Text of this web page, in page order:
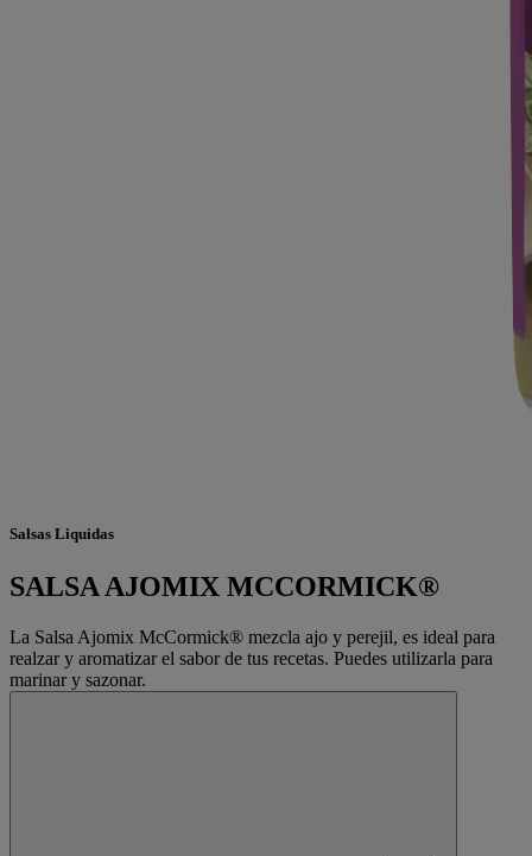
Salsas Liquidas
SALSA AJOMIX MCCORMICK®
La Salsa Ajomix McCormick® mezcla ajo y perejil, es ideal para
realzar y aromatizar el sabor de tus recetas. Puedes utilizarla para
marinar y sazonar.